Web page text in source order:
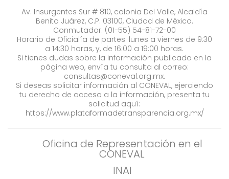
Av. Insurgentes Sur # 810, colonia Del Valle, Alcaldía
Benito Juárez, C.P. 03100, Ciudad de México.
Conmutador: (01-55) 54-81-72-00
Horario de Oficialía de partes: lunes a viernes de 9:30
a 14:30 horas, y, de 16:00 a 19:00 horas.
Si tienes dudas sobre la información publicada en la
página web, envía tu consulta al correo:
consultas@coneval.org.mx.
Si deseas solicitar información al CONEVAL, ejerciendo
tu derecho de acceso a la información, presenta tu
solicitud aquí:
https://www.plataformadetransparencia.org.mx/
Oficina de Representación en el
CONEVAL
INAI